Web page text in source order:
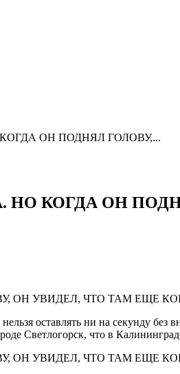
ОН ПОДНЯЛ ГОЛОВУ,...
КОГДА ОН
оставлять ни на секунду без
Светлогорск, что в